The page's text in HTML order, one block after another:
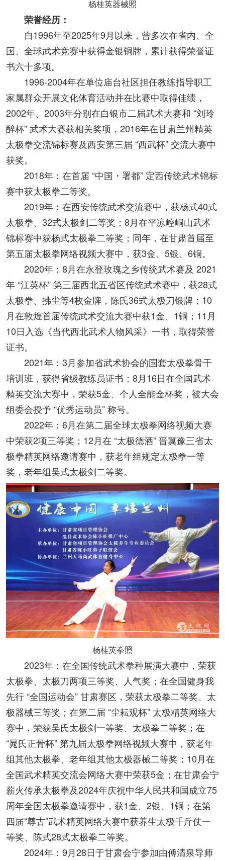
杨桂英器械照
荣誉经历：
自1996年至2025年9月以来，曾多次在省内、全
国、全球武术竞赛中获得金银铜牌，累计获得荣誉证
书六十多项。
1996-2004年在单位庙台社区担任教练指导职工
家属群众开展文化体育活动并在比赛中取得佳绩，
2002年、2003年分别在白银市二届武术大赛和 “刘玲
醉杯” 武术大赛获相关奖项，2016年在甘肃兰州精英
太极拳交流锦标赛及西安第三届 “西武杯” 交流大赛中
获奖。
2018年：在首届 “中国・署都” 定西传统武术锦标
赛中获太极拳二等奖。
2019年：在西安传统武术交流赛中，获杨式40式
太极拳、32式太极剑二等奖；8月在平凉崆峒山武术
锦标赛中获杨式太极拳二等奖；同年，在甘肃首届至
第五届太极拳网络视频大赛中，获3金、5银、6铜。
2020年：8月在永登玫瑰之乡传统武术赛及 2021
年 “江英杯” 第三届西北五省区传统武术赛中，获28式
太极拳、拂尘等4枚金牌，陈氏36式太极刀银牌；10
月在敦煌首届传统武术交流大赛中获1金、1铜；11月
10日入选《当代西北武术人物风采》一书，取得荣誉
证书。
2021年：3月参加省武术协会的国套太极拳骨干
培训班，获得省级教练员证书；8月16日在全国武术
精英交流大赛中，荣获5金、个人全能金杯奖，被大会
组委会授予 “优秀运动员” 称号。
2022年：6月在第二届全球太极拳网络视频大赛
中荣获2项三等奖；12月在 “太极德酒” 晋冀豫三省太
极拳精英网络邀请赛中，获老年组规定太极拳一等
奖，老年组吴式太极剑二等奖。
杨桂英拳照
2023年：在全国传统武术拳种展演大赛中，荣获
太极拳、太极刀两项三等奖、人气奖；在全国健身我
先行 “全国运动会” 甘肃赛区，荣获太极拳二等奖、太
极器械三等奖；在第二届 “尘耘观杯” 太极精英网络大
赛中，荣获吴氏太极剑一等奖、太极拳二等奖；在
“晁氏正骨杯” 第九届太极拳网络视频大赛中，获老年
组其他太极拳、老年组其他太极器械二等奖；10月在
全国武术精英交流会网络大赛中荣获5金；在甘肃会宁
薪火传承太极拳及2024年庆祝中华人民共和国成立75
周年全国太极拳邀请赛中，获1金、2银、1铜；在第
四届“尊古”武术精英网络大赛中获养生太极千斤仗一
等奖、陈式28式太极拳二等奖。
2024年：9月28日于甘肃会宁参加由傅清泉导师